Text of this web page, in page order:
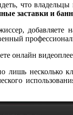
что
заставки и
добавляете
онлайн
лишь несколько